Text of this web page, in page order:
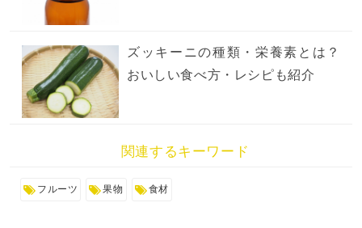
ズッキーニの種類・栄養素とは？
おいしい食べ方・レシピも紹介
関連するキーワード
フルーツ 果物 食材